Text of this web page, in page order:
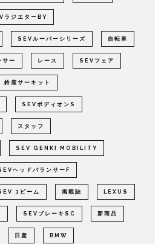
ラジエターBY
SEVルーパーシリーズ 自転車
サー レース SEVフェア
鈴鹿サーキット
SEVボディオンS
スタッフ
SEV GENKI MOBILITY
ヘッドバランサーF
3ビーム 掲載誌 LEXUS
SEVブレーキSC 新商品
日産 BMW